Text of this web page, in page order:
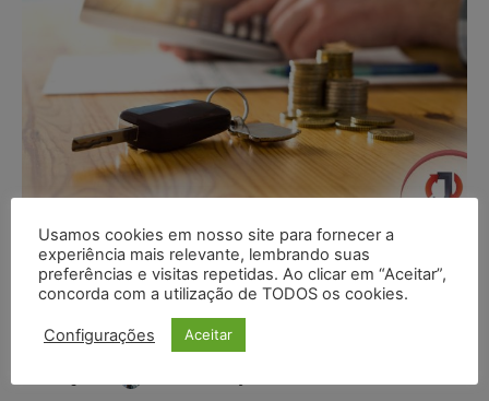
Comprador de veículo novo que
apresentou avarias deve ser
indenizado por fabricante,
autorizada e concessionária
Usamos cookies em nosso site para fornecer a
experiência mais relevante, lembrando suas
preferências e visitas repetidas. Ao clicar em “Aceitar”,
concorda com a utilização de TODOS os cookies.
Configurações Aceitar